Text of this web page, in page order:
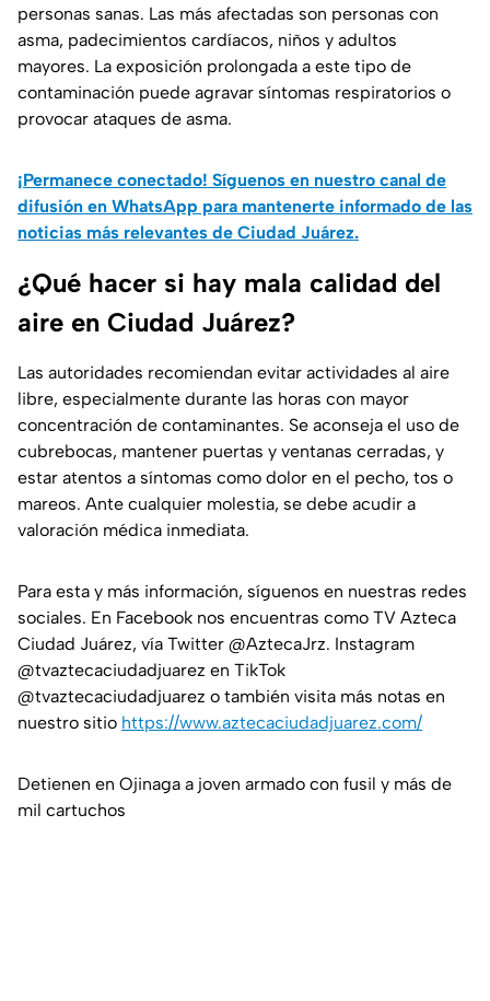
personas sanas. Las más afectadas son personas con
asma, padecimientos cardíacos, niños y adultos
mayores. La exposición prolongada a este tipo de
contaminación puede agravar síntomas respiratorios o
provocar ataques de asma.
¡Permanece conectado! Síguenos en nuestro canal de
difusión en WhatsApp para mantenerte informado de las
noticias más relevantes de Ciudad Juárez.
¿Qué hacer si hay mala calidad del
aire en Ciudad Juárez?
Las autoridades recomiendan evitar actividades al aire
libre, especialmente durante las horas con mayor
concentración de contaminantes. Se aconseja el uso de
cubrebocas, mantener puertas y ventanas cerradas, y
estar atentos a síntomas como dolor en el pecho, tos o
mareos. Ante cualquier molestia, se debe acudir a
valoración médica inmediata.
Para esta y más información, síguenos en nuestras redes
sociales. En Facebook nos encuentras como TV Azteca
Ciudad Juárez, vía Twitter @AztecaJrz. Instagram
@tvaztecaciudadjuarez en TikTok
@tvaztecaciudadjuarez o también visita más notas en
nuestro sitio https://www.aztecaciudadjuarez.com/
Detienen en Ojinaga a joven armado con fusil y más de
mil cartuchos